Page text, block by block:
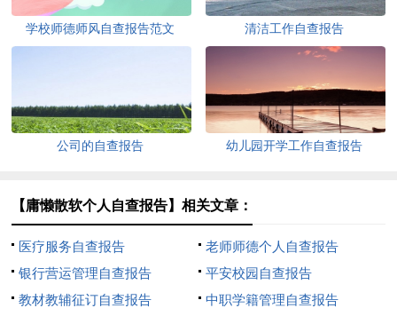
学校师德师风自查报告范文 清洁工作自查报告
公司的自查报告 幼儿园开学工作自查报告
【庸懒散软个人自查报告】相关文章：
医疗服务自查报告
老师师德个人自查报告
银行营运管理自查报告
平安校园自查报告
教材教辅征订自查报告
中职学籍管理自查报告